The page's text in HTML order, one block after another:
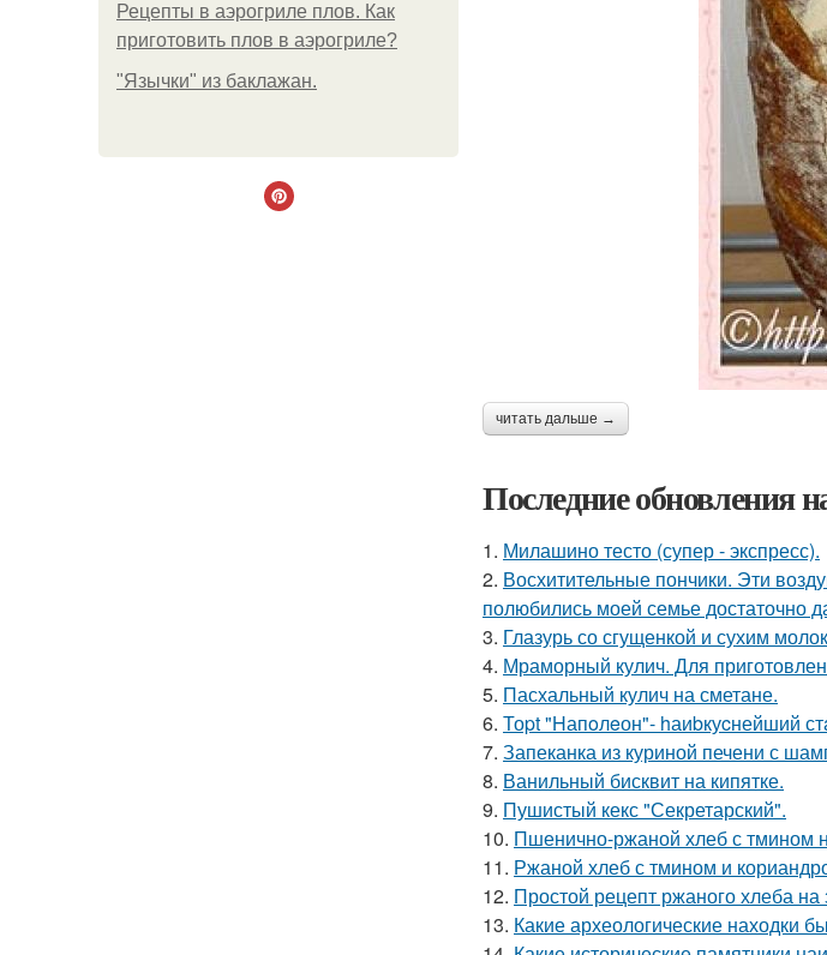
Рецепты в аэрогриле плов. Как
приготовить плов в аэрогриле?
"Язычки" из баклажан.
читать дальше →
Последние обновления
1. Милашино тесто (супер - экспресс).
2. Восхитительные пончики. Эти
полюбились моей семье достаточно
3. Глазурь со сгущенкой и сухим
4. Мраморный кулич. Для
5. Пасхальный кулич на сметане.
6. Тоpt "Hапoлeон"- hаиbкуcнейший
7. Запеканка из куриной печени с
8. Ванильный бисквит на кипятке.
9. Пушистый кекс "Секретарский".
10. Пшенично-ржаной хлеб с тмином
11. Ржаной хлеб с тмином и
12. Простой рецепт ржаного хлеба на
13. Какие археологические находки